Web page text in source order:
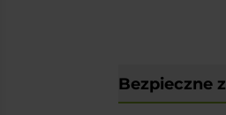
Bezpieczne